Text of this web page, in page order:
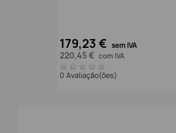
179,23 € sem IVA
220,45 € com IVA
0 Avaliação(ões)